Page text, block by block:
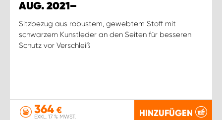
AUG. 2021–
Sitzbezug aus robustem, gewebtem Stoff mit
schwarzem Kunstleder an den Seiten für besseren
Schutz vor Verschleiß
364 €
EXKL. 17 % MWST. HINZUFÜGEN